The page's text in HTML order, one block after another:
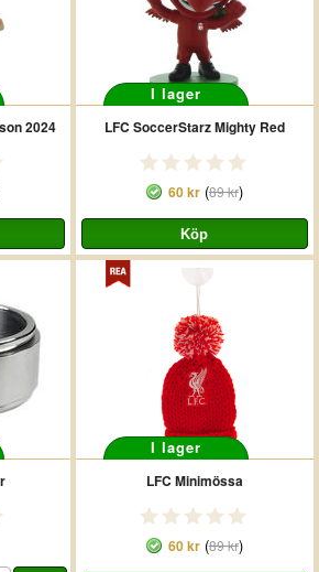
2024
I lager
LFC SoccerStarz Mighty Red
60 kr(89 kr)
I lager
LFC Minimössa
60 kr(89 kr)